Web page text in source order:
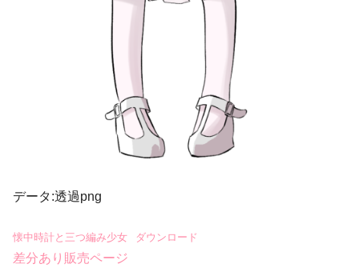
データ:透過png
懐中時計と三つ編み少女 ダウンロード
差分あり販売ページ